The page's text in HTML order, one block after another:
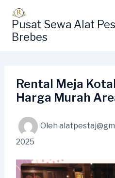
kontenPusat Sewa Alat
Brebes
Rental Meja
Harga Murah
Oleh
2025